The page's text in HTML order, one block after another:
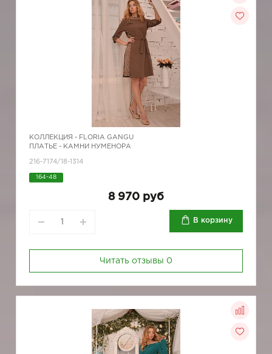
КОЛЛЕКЦИЯ - FLORIA GANGU
ПЛАТЬЕ - КАМНИ НУМЕНОРА
216-7174/18-1314
164-48
8 970 руб
В корзину
Читать отзывы 0